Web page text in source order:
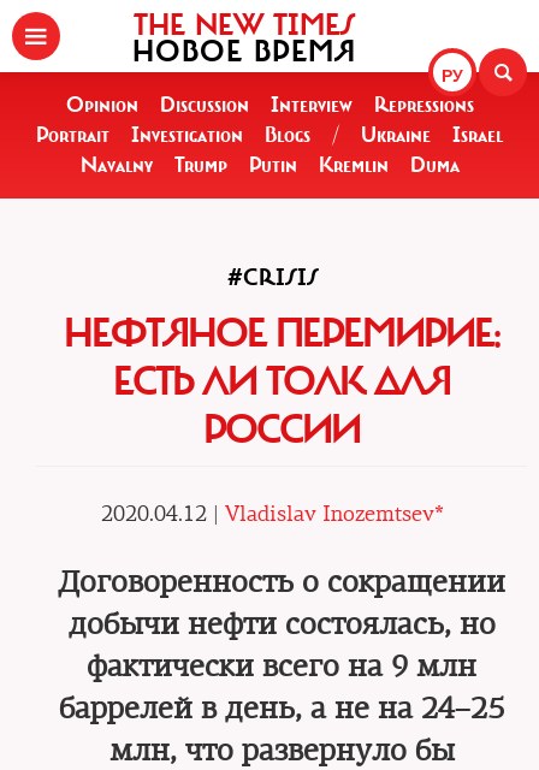
РУ
THE NEW TIMES
НОВОЕ ВРЕМЯ
Opinion Discussion Interview
Repressions
Portrait
Investigation Blogs / Ukraine
Israel
Navalny
Trump Putin Kremlin Duma
#CRISIS
НЕФТЯНОЕ ПЕРЕМИРИЕ:
ЕСТЬ ЛИ ТОЛК ДЛЯ
РОССИИ
2020.04.12 | Vladislav Inozemtsev*
Договоренность о сокращении
добычи нефти состоялась, но
фактически всего на 9 млн
баррелей в день, а не на 24–25
млн, что развернуло бы